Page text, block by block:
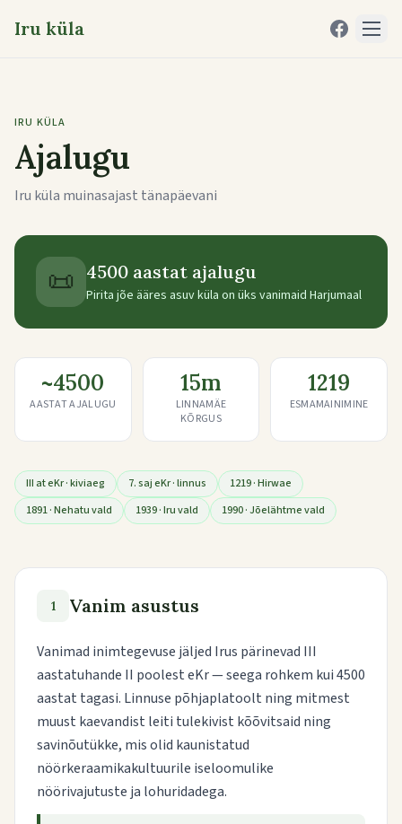
Iru küla
IRU KÜLA
Ajalugu
Iru küla muinasajast tänapäevani
📜 4500 aastat ajalugu
Pirita jõe ääres asuv küla on üks vanimaid Harjumaal
~4500
AASTAT AJALUGU
15m
LINNAMÄE
KÕRGUS
1219
ESMAMAINIMINE
III at eKr · kiviaeg 7. saj eKr · linnus
1219 · Hirwae
1891 · Nehatu vald
1939 · Iru vald 1990 · Jõelähtme vald
1 Vanim asustus
Vanimad inimtegevuse jäljed Irus pärinevad III
aastatuhande II poolest eKr — seega rohkem kui 4500
aastat tagasi. Linnuse põhjaplatoolt ning mitmest
muust kaevandist leiti tulekivist kõõvitsaid ning
savinõutükke, mis olid kaunistatud
nöörkeraamikakultuurile iseloomulike
nöörivajutuste ja lohuridadega.